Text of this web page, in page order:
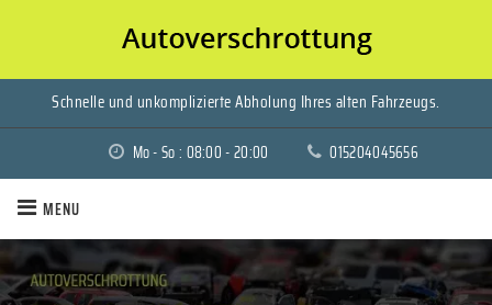
Schnelle und unkomplizierte Abholung Ihres alten Fahrzeugs.
Mo - So : 08:00 - 20:00 015204045656
MENU